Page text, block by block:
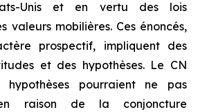
Unis et en vertu des lois
valeurs mobilières. Ces énoncés,
prospectif, impliquent des
et des hypothèses. Le CN
hypothèses pourraient ne pas
raison de la conjoncture